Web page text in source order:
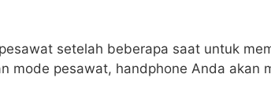
setelah beberapa saat untuk
mode pesawat, handphone Anda akan